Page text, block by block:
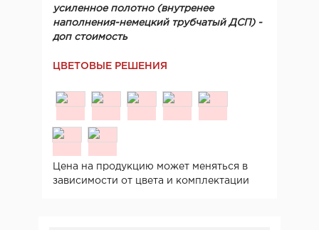
усиленное полотно (внутренее
наполнения-немецкий трубчатый ДСП) -
доп стоимость
ЦВЕТОВЫЕ РЕШЕНИЯ
Цена на продукцию может меняться в
зависимости от цвета и комплектации